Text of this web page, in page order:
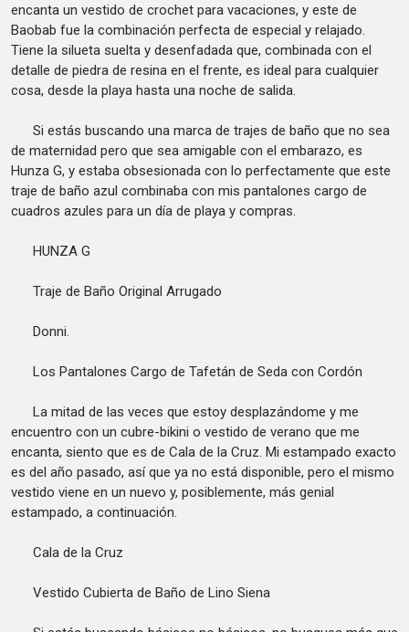
encanta un vestido de crochet para vacaciones, y este de
Baobab fue la combinación perfecta de especial y relajado.
Tiene la silueta suelta y desenfadada que, combinada con el
detalle de piedra de resina en el frente, es ideal para cualquier
cosa, desde la playa hasta una noche de salida.
Si estás buscando una marca de trajes de baño que no sea
de maternidad pero que sea amigable con el embarazo, es
Hunza G, y estaba obsesionada con lo perfectamente que este
traje de baño azul combinaba con mis pantalones cargo de
cuadros azules para un día de playa y compras.
HUNZA G
Traje de Baño Original Arrugado
Donni.
Los Pantalones Cargo de Tafetán de Seda con Cordón
La mitad de las veces que estoy desplazándome y me
encuentro con un cubre-bikini o vestido de verano que me
encanta, siento que es de Cala de la Cruz. Mi estampado exacto
es del año pasado, así que ya no está disponible, pero el mismo
vestido viene en un nuevo y, posiblemente, más genial
estampado, a continuación.
Cala de la Cruz
Vestido Cubierta de Baño de Lino Siena